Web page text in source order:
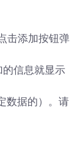
击添加按钮弹
信息就显示
数据的）。请